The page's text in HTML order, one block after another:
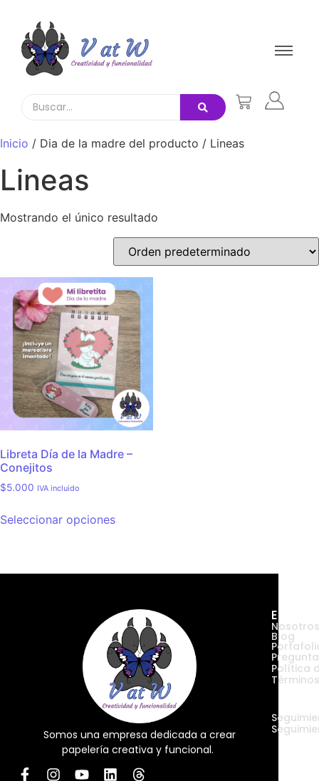
Inicio / Dia de la madre del producto / Lineas
Lineas
Mostrando el único resultado
Libreta Día de la Madre –
Conejitos
$5.000 IVA incluido
Seleccionar opciones
Somos una empresa dedicada a crear
papelería creativa y funcional.
Nosotros
Blog
Política